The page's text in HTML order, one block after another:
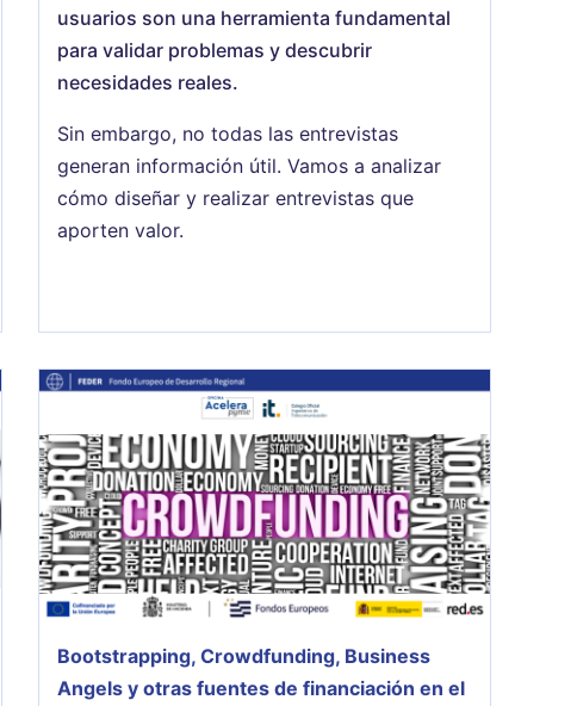
usuarios son una herramienta fundamental
para validar problemas y descubrir
necesidades reales.
Sin embargo, no todas las entrevistas
generan información útil. Vamos a analizar
cómo diseñar y realizar entrevistas que
aporten valor.
Bootstrapping, Crowdfunding, Business
Angels y otras fuentes de financiación en el